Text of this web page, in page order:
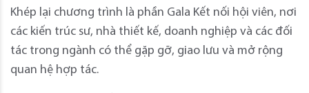
Khép lại chương trình là phần Gala Kết nối hội viên, nơi
các kiến trúc sư, nhà thiết kế, doanh nghiệp và các đối
tác trong ngành có thể gặp gỡ, giao lưu và mở rộng
quan hệ hợp tác.